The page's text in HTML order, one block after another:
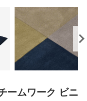
ームワーク ビニ